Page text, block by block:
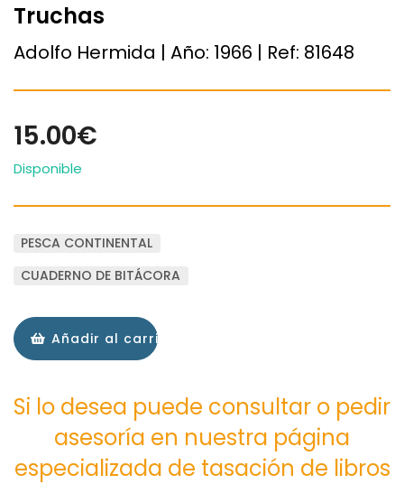
Truchas
Adolfo Hermida | Año: 1966 | Ref: 81648
15.00€
Disponible
PESCA CONTINENTAL
CUADERNO DE BITÁCORA
Añadir al carrito
Si lo desea puede consultar o pedir
asesoría en nuestra página
especializada de tasación de libros